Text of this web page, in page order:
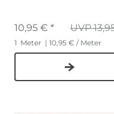
UVP
10,95 € *
1 Meter | 10,95 € / Meter